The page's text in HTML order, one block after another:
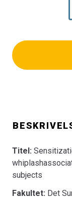
Titel:
subjects
Fakultet: Det